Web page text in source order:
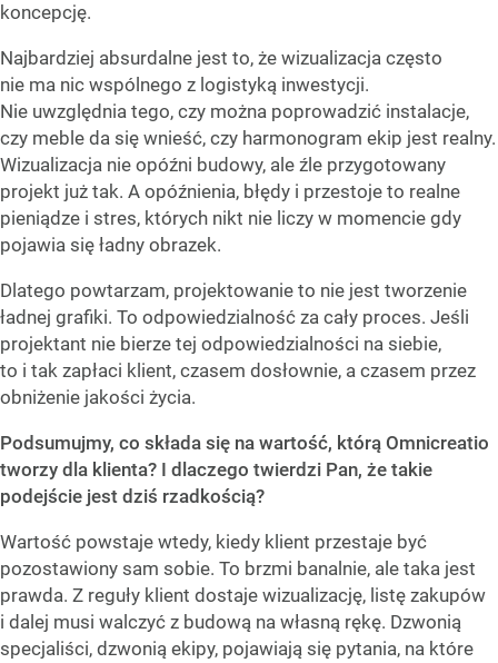
koncepcję.
Najbardziej absurdalne jest to, że wizualizacja często
nie ma nic wspólnego z logistyką inwestycji.
Nie uwzględnia tego, czy można poprowadzić instalacje,
czy meble da się wnieść, czy harmonogram ekip jest realny.
Wizualizacja nie opóźni budowy, ale źle przygotowany
projekt już tak. A opóźnienia, błędy i przestoje to realne
pieniądze i stres, których nikt nie liczy w momencie gdy
pojawia się ładny obrazek.
Dlatego powtarzam, projektowanie to nie jest tworzenie
ładnej grafiki. To odpowiedzialność za cały proces. Jeśli
projektant nie bierze tej odpowiedzialności na siebie,
to i tak zapłaci klient, czasem dosłownie, a czasem przez
obniżenie jakości życia.
Podsumujmy, co składa się na wartość, którą Omnicreatio
tworzy dla klienta? I dlaczego twierdzi Pan, że takie
podejście jest dziś rzadkością?
Wartość powstaje wtedy, kiedy klient przestaje być
pozostawiony sam sobie. To brzmi banalnie, ale taka jest
prawda. Z reguły klient dostaje wizualizację, listę zakupów
i dalej musi walczyć z budową na własną rękę. Dzwonią
specjaliści, dzwonią ekipy, pojawiają się pytania, na które